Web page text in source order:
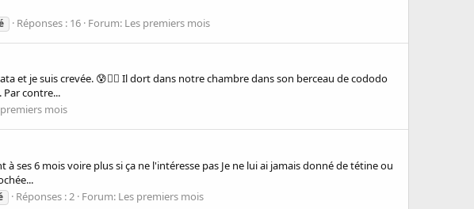
Réponses : 16 Forum: Les premiers mois
et je suis crevée. 😰😵‍💫 Il dort dans notre chambre dans son berceau de cododo
contre...
mois
ses 6 mois voire plus si ça ne l'intéresse pas Je ne lui ai jamais donné de tétine ou
Réponses : 2 Forum: Les premiers mois